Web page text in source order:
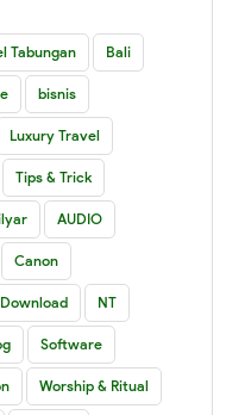
Tabungan Bali
bisnis
Luxury Travel
Tips & Trick
AUDIO
Canon
Download NT
Software
Worship & Ritual